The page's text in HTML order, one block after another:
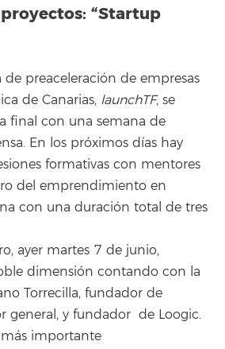
“Startup
preaceleración de empresas
de Canarias, launchTF, se
final con una semana de
En los próximos días hay
formativas con mentores
del emprendimiento en
con una duración total de tres
ayer martes 7 de junio,
dimensión contando con la
Torrecilla, fundador de
general, y fundador de Loogic.
importante